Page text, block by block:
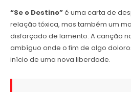
“Se o Destino”é uma carta de
relação tóxica, mas também um
disfarçado de lamento. A canção
ambíguo onde o fim de algo
início de uma nova liberdade.